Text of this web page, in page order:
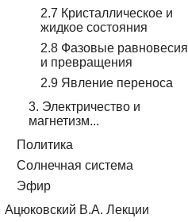
2.7 Кристаллическое и
жидкое состояния
2.8 Фазовые равновесия
и превращения
2.9 Явление переноса
3. Электричество и
магнетизм...
Политика
Солнечная система
Эфир
Ацюковский В.А. Лекции